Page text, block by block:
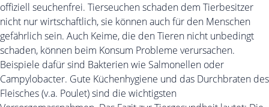
offiziell seuchenfrei. Tierseuchen schaden dem Tierbesitzer
nicht nur wirtschaftlich, sie können auch für den Menschen
gefährlich sein. Auch Keime, die den Tieren nicht unbedingt
schaden, können beim Konsum Probleme verursachen.
Beispiele dafür sind Bakterien wie Salmonellen oder
Campylobacter. Gute Küchenhygiene und das Durchbraten des
Fleisches (v.a. Poulet) sind die wichtigsten